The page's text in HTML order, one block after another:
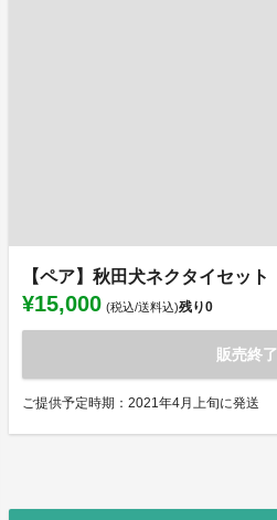
【ペア】秋田犬ネクタイセット
¥15,000 (税込/送料込)残り0
販売終了
ご提供予定時期：2021年4月上旬に発送